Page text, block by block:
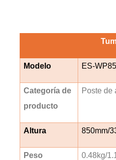
Tumbler
Modelo ES-
Categoría de
producto
Poste de
Altura 850mm/
Peso 0.48kg/